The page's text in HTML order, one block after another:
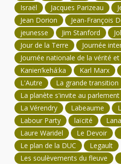
Israël
Jacques Parizeau
Jean Dorion
Jean-François
jeunesse
Jim Stanford
Jour de la Terre
Journée
Journée nationale de la vérité
Kanien’kehá:ka
Karl Marx
L'Autre
La grande transition
La planète s'invite au parlement
La Vérendry
Labeaume
Labour Party
laïcité
Laure Waridel
Le Devoir
Le plan de la DUC
Legault
Les soulèvements du fleuve